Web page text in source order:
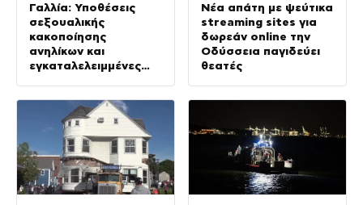
Γαλλία: Υποθέσεις
σεξουαλικής
κακοποίησης
ανηλίκων και
εγκαταλελειμμένες
της 11χρονης Λιάνα
Νέα απάτη με ψεύτικα
streaming sites για
δωρεάν online την
Οδύσσεια παγιδεύει
θεατές